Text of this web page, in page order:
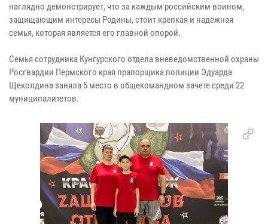
наглядно демонстрирует, что за каждым российским воином,
защищающим интересы Родины, стоит крепкая и надежная
семья, которая является его главной опорой.
Семья сотрудника Кунгурского отдела вневедомственной охраны
Росгвардии Пермского края прапорщика полиции Эдуарда
Щеколдина заняла 5 место в общекомандном зачете среди 22
муниципалитетов.